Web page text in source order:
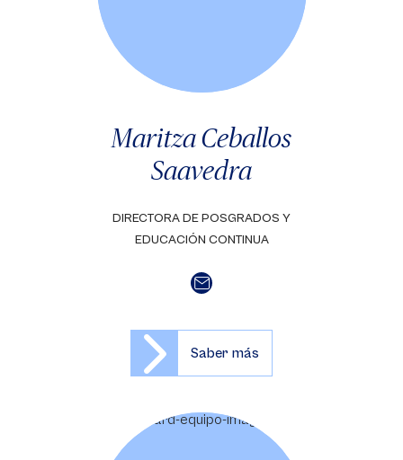
Maritza Ceballos
Saavedra
DIRECTORA DE POSGRADOS Y
EDUCACIÓN CONTINUA
Saber más